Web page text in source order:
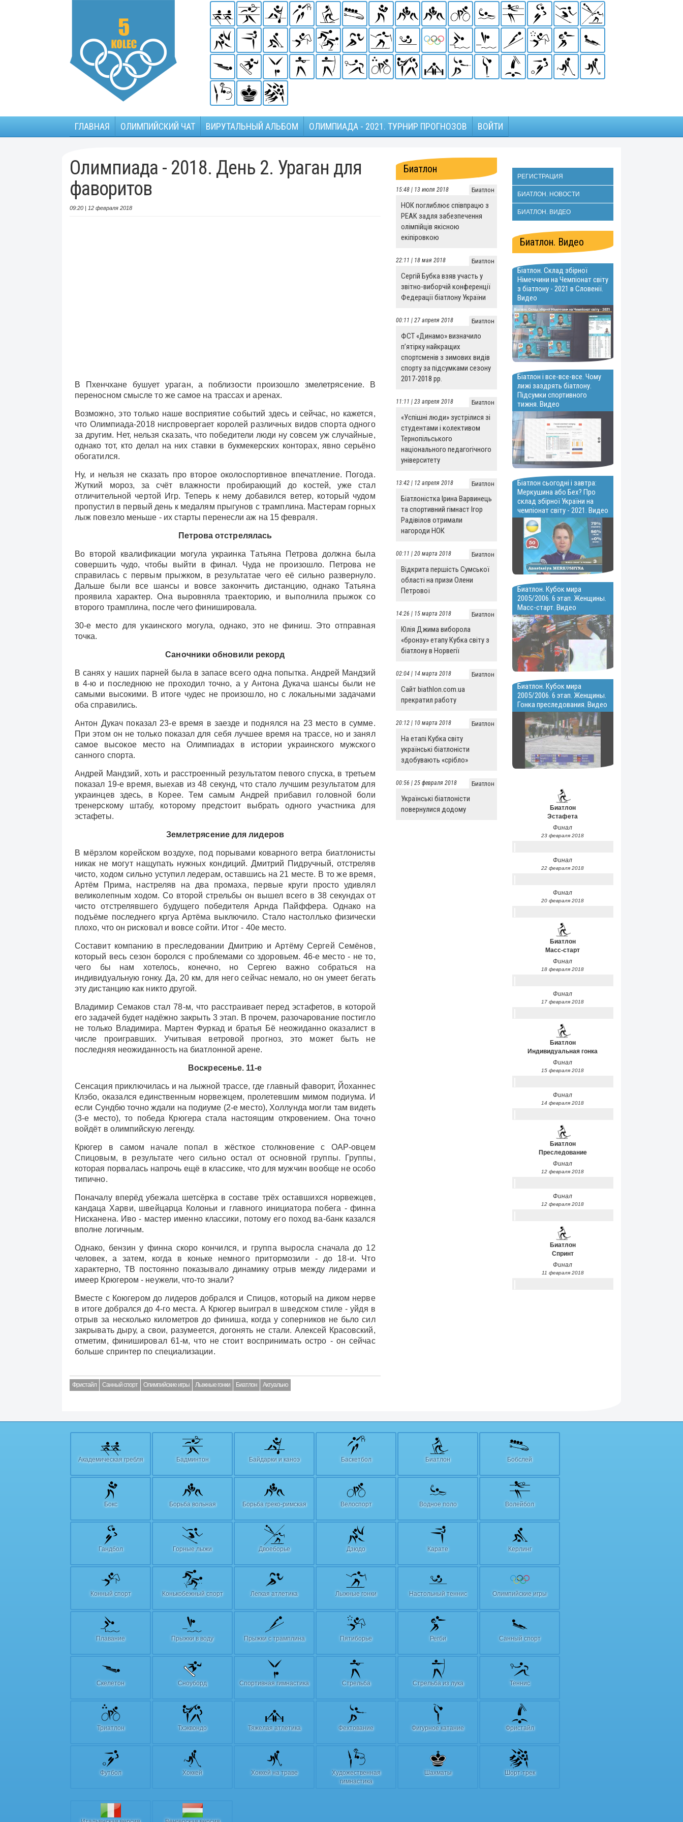
ГЛАВНАЯ ОЛИМПИЙСКИЙ ЧАТ ВИРУТАЛЬНЫЙ АЛЬБОМ ОЛИМПИАДА - 2021. ТУРНИР ПРОГНОЗОВ ВОЙТИ
Олимпиада - 2018. День 2. Ураган для
фаворитов
09:20 | 12 февраля 2018
В Пхенчхане бушует ураган, а поблизости произошло змелетрясение. В
переносном смысле то же самое на трассах и аренах.
Возможно, это только наше восприятие событий здесь и сейчас, но кажется,
что Олимпиада-2018 ниспровергает королей различных видов спорта одного
за другим. Нет, нельзя сказать, что победители люди ну совсем уж случайные,
однако тот, кто делал на них ставки в букмекерских конторах, явно серьёно
обогатился.
Ну, и нельзя не сказать про второе околоспортивное впечатление. Погода.
Жуткий мороз, за счёт влажности пробирающий до костей, уже стал
отличительной чертой Игр. Теперь к нему добавился ветер, который чудом
пропустил в первый день к медалям прыгунов с трамплина. Мастерам горных
лыж повезло меньше - их старты перенесли аж на 15 февраля.
Петрова отстрелялась
Во второй квалификации могула украинка Татьяна Петрова должна была
совершить чудо, чтобы выйти в финал. Чуда не произошло. Петрова не
справилась с первым прыжком, в результатае чего её сильно развернуло.
Дальше были все шансы и вовсе закончить дистанцию, однако Татьяна
проявила характер. Она выровняла траекторию, и выполнила прыжок со
второго трамплина, после чего финишировала.
30-е место для укаинского могула, однако, это не финиш. Это отправная
точка.
Саночники обновили рекорд
В санях у наших парней была в запасе всего одна попытка. Андрей Мандзий
в 4-ю и последнюю не проходил точно, а у Антона Дукача шансы были не
самыми высокими. В итоге чудес не произошло, но с локальными задачами
оба справились.
Антон Дукач показал 23-е время в заезде и поднялся на 23 место в сумме.
При этом он не только показал для себя лучшее время на трассе, но и занял
самое высокое место на Олимпиадах в истории украинского мужского
санного спорта.
Андрей Мандзий, хоть и расстроенный результатом певого спуска, в третьем
показал 19-е время, выехав из 48 секунд, что стало лучшим результатом для
украинцев здесь, в Корее. Тем самым Андрей прибавил головной боли
тренерскому штабу, которому предстоит выбрать одного участника для
эстафеты.
Землетрясение для лидеров
В мёрзлом корейском воздухе, под порывами коварного ветра биатлонисты
никак не могут нащупать нужных кондиций. Дмитрий Пидручный, отстреляв
чисто, ходом сильно уступил ледерам, оставшись на 21 месте. В то же время,
Артём Прима, настреляв на два промаха, первые круги просто удивлял
великолепным ходом. Со второй стрельбы он вышел всего в 38 секундах от
чисто отстрелявшего будущего победителя Арнда Пайффера. Однако на
подъёме последнего кргуа Артёма выключило. Стало настоллько физически
плохо, что он рисковал и вовсе сойти. Итог - 40е место.
Составит компанию в преследовании Дмитрию и Артёму Сергей Семёнов,
который весь сезон боролся с проблемами со здоровьем. 46-е место - не то,
чего бы нам хотелось, конечно, но Сергею важно собраться на
индивидуальную гонку. Да, 20 км, для него сейчас немало, но он умеет бегать
эту дистанцию как никто другой.
Владимир Семаков стал 78-м, что расстраивает перед эстафетов, в которой
его задачей будет надёжно закрыть 3 этап. В прочем, разочарование постигло
не только Владимира. Мартен Фуркад и братья Бё неожиданно оказалист в
числе проигравших. Учитывая ветровой прогноз, это может быть не
последняя неожиданность на биатлонной арене.
Воскресенье. 11-е
Сенсация приключилась и на лыжной трассе, где главный фаворит, Йоханнес
Клэбо, оказался единственным норвежцем, пролетевшим мимом подиума. И
если Сундбю точно ждали на подиуме (2-е место), Холлунда могли там видеть
(3-е место), то победа Крюгера стала настоящим откровением. Она точно
войдёт в олимпийскую легенду.
Крюгер в самом начале попал в жёсткое столкновение с ОАР-овцем
Спицовым, в результате чего сильно остал от основной группы. Группы,
которая порвалась напрочь ещё в классике, что для мужчин вообще не особо
типично.
Поначалу вперёд убежала шетсёрка в составе трёх оставшихся норвежцев,
кандаца Харви, швейцарца Колоньи и главного инициатора побега - финна
Нисканена. Иво - мастер именно классики, потому его поход ва-банк казался
вполне логичным.
Однако, бензин у финна скоро кончился, и группа выросла сначала до 12
человек, а затем, когда в коньке немного притормозили - до 18-и. Что
характерно, ТВ постоянно показывало динамику отрыв между лидерами и
имеер Крюгером - неужели, что-то знали?
Вместе с Коюгером до лидеров добрался и Спицов, который на диком нерве
в итоге добрался до 4-го места. А Крюгер выиграл в шведском стиле - уйдя в
отрыв за несколько километров до финиша, когда у соперников не бьло сил
закрывать дыру, а свои, разумеется, догонять не стали. Алексей Красовский,
отметим, финишировал 61-м, что не стоит воспринимать остро - он сейчас
больше спринтер по специализации.
Фристайл Санный спорт Олимпийские игры Лыжные гонки Биатлон Актуально
Биатлон
Биатлон
15:48 | 13 июля 2018
НОК поглиблює співпрацю з
PEAK задля забезпечення
олімпійців якісною
екіпіровкою
Биатлон
22:11 | 18 мая 2018
Сергій Бубка взяв участь у
звітно-виборчій конференції
Федерації біатлону України
Биатлон
00:11 | 27 апреля 2018
ФСТ «Динамо» визначило
п’ятірку найкращих
спортсменів з зимових видів
спорту за підсумками сезону
2017-2018 рр.
Биатлон
11:11 | 23 апреля 2018
«Успішні люди» зустрілися зі
студентами і колективом
Тернопільського
національного педагогічного
університету
Биатлон
13:42 | 12 апреля 2018
Біатлоністка Ірина Варвинець
та спортивний гімнаст Ігор
Радівілов отримали
нагороди НОК
Биатлон
00:11 | 20 марта 2018
Відкрита першість Сумської
області на призи Олени
Петрової
Биатлон
14:26 | 15 марта 2018
Юлія Джима виборола
«бронзу» етапу Кубка світу з
біатлону в Норвегії
Биатлон
02:04 | 14 марта 2018
Сайт biathlon.com.ua
прекратил работу
Биатлон
20:12 | 10 марта 2018
На етапі Кубка світу
українські біатлоністи
здобувають «срібло»
Биатлон
00:56 | 25 февраля 2018
Українські біатлоністи
повернулися додому
РЕГИСТРАЦИЯ
БИАТЛОН. НОВОСТИ
БИАТЛОН. ВИДЕО
Биатлон. Видео
Біатлон. Склад збірної
Німеччини на Чемпіонат світу
з біатлону - 2021 в Словенії.
Видео
Біатлон і все-все-все. Чому
лижі заздрять біатлону.
Підсумки спортивного
тижня. Видео
Біатлон сьогодні і завтра:
Меркушина або Бех? Про
склад збірної України на
чемпіонат світу - 2021. Видео
Биатлон. Кубок мира
2005/2006. 6 этап. Женщины.
Масс-старт. Видео
Биатлон. Кубок мира
2005/2006. 6 этап. Женщины.
Гонка преследования. Видео
Биатлон
Эстафета
Финал
23 февраля 2018
Финал
22 февраля 2018
Финал
20 февраля 2018
Биатлон
Масс-старт
Финал
18 февраля 2018
Финал
17 февраля 2018
Биатлон
Индивидуальная гонка
Финал
15 февраля 2018
Финал
14 февраля 2018
Биатлон
Преследование
Финал
12 февраля 2018
Финал
12 февраля 2018
Биатлон
Спринт
Финал
11 февраля 2018
Академическая гребля Бадминтон Байдарки и каноэ Баскетбол Биатлон Бобслей
Бокс Борьба вольная Борьба греко-римская Велоспорт Водное поло Волейбол
Гандбол Горные лыжи Двоеборье Дзюдо Карате Керлинг
Конный спорт Конькобежный спорт Легкая атлетика Лыжные гонки Настольный теннис Олимпийские игры
Плавание Прыжки в воду Прыжки с трамплина Пятиборье Регби Санный спорт
Скелетон Сноуборд Спортивная гимнастика Стрельба Стрельба из лука Теннис
Триатлон Тхэквондо Тяжелая атлетика Фехтование Фигурное катание Фристайл
Футбол Хоккей Хоккей на траве
Художественная
гимнастика
Шахматы Шорт-трек